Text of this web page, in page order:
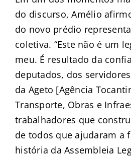
do discurso, Amélio
do novo prédio
coletiva. “Este não é um
meu. É resultado da
deputados, dos
da Ageto [Agência
Transporte, Obras e
trabalhadores que
de todos que ajudaram a
história da Assembleia